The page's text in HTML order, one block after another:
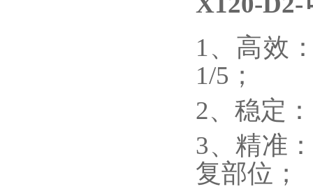
1、高效
1/5；
2、稳定
3、精准
复部位；